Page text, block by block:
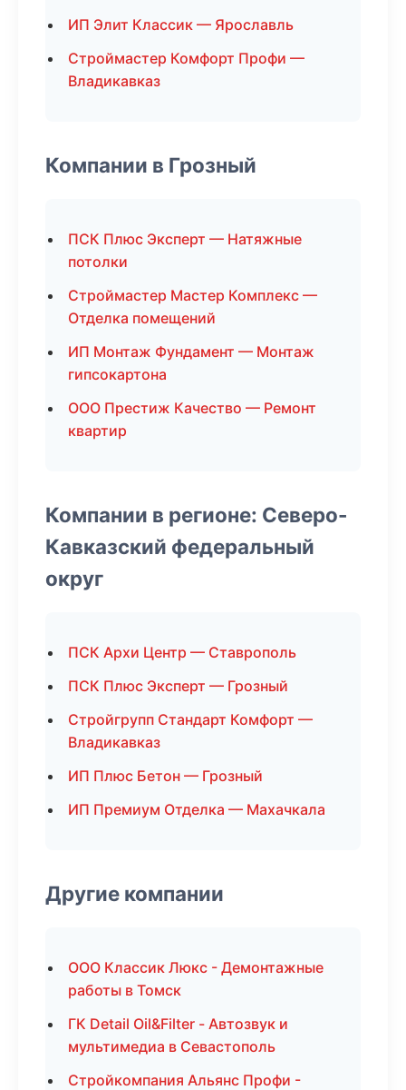
ИП Элит Классик — Ярославль
Строймастер Комфорт Профи —
Владикавказ
Компании в Грозный
ПСК Плюс Эксперт — Натяжные
потолки
Строймастер Мастер Комплекс —
Отделка помещений
ИП Монтаж Фундамент — Монтаж
гипсокартона
ООО Престиж Качество — Ремонт
квартир
Компании в регионе: Северо-
Кавказский федеральный
округ
ПСК Архи Центр — Ставрополь
ПСК Плюс Эксперт — Грозный
Стройгрупп Стандарт Комфорт —
Владикавказ
ИП Плюс Бетон — Грозный
ИП Премиум Отделка — Махачкала
Другие компании
ООО Классик Люкс - Демонтажные
работы в Томск
ГК Detail Oil&Filter - Автозвук и
мультимедиа в Севастополь
Стройкомпания Альянс Профи -